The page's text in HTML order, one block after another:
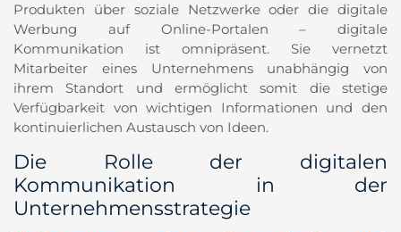
Produkten über soziale Netzwerke oder die digitale
Werbung auf Online-Portalen – digitale
Kommunikation ist omnipräsent. Sie vernetzt
Mitarbeiter eines Unternehmens unabhängig von
ihrem Standort und ermöglicht somit die stetige
Verfügbarkeit von wichtigen Informationen und den
kontinuierlichen Austausch von Ideen.
Die Rolle der digitalen
Kommunikation in der
Unternehmensstrategie